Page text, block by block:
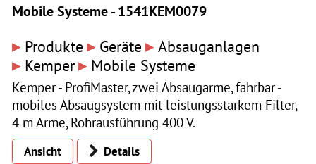
Mobile Systeme - 1541KEM0079
▸ Produkte ▸ Geräte ▸ Absauganlagen
▸ Kemper▸ Mobile Systeme
Kemper - ProfiMaster, zwei Absaugarme, fahrbar -
mobiles Absaugsystem mit leistungsstarkem Filter,
4 m Arme, Rohrausführung 400 V.
Ansicht
Details